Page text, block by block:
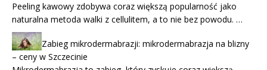
Peeling kawowy zdobywa coraz większą popularność jako
naturalna metoda walki z cellulitem, a to nie bez powodu. …
Zabieg mikrodermabrazji: mikrodermabrazja na blizny
– ceny w Szczecinie